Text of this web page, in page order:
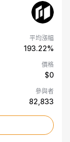
平均漲幅
193.22%
價格
$0
參與者
82,833